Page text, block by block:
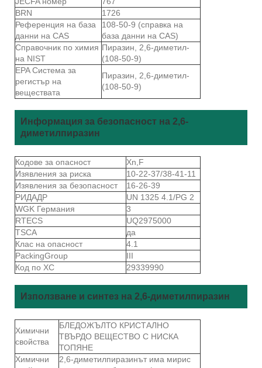
BRN
1726
Референция на база
данни на CAS
108-50-9 (справка на
база данни на CAS)
Справочник по химия
на NIST
Пиразин, 2,6-диметил-
(108-50-9)
EPA Система за
регистър на
веществата
Пиразин, 2,6-диметил-
(108-50-9)
Информация за безопасност на 2,6-
диметилпиразин
Кодове за опасност
Xn,F
Изявления за риска
10-22-37/38-41-11
Изявления за безопасност
16-26-39
РИДАДР
UN 1325 4.1/PG 2
WGK Германия
3
RTECS
UQ2975000
TSCA
да
Клас на опасност
4.1
PackingGroup
III
Код по ХС
29339990
Използване и синтез на 2,6-диметилпиразин
Химични
свойства
БЛЕДОЖЪЛТО КРИСТАЛНО
ТВЪРДО ВЕЩЕСТВО С НИСКА
ТОПЯНЕ
Химични
2,6-диметилпиразинът има мирис